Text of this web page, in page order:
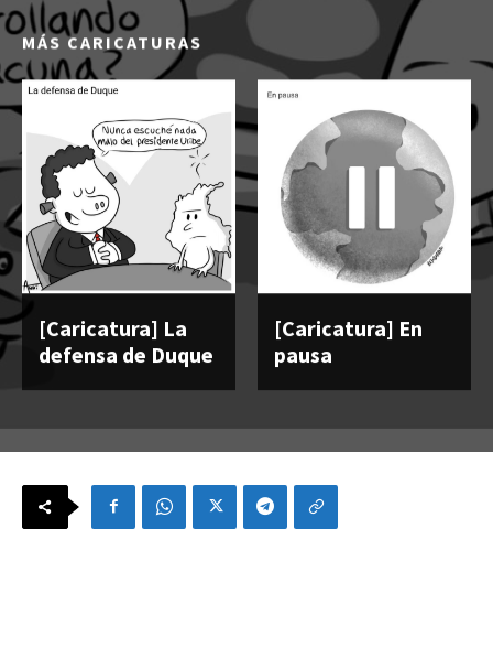
MÁS CARICATURAS
[Caricatura] La
defensa de Duque
[Caricatura] En
pausa